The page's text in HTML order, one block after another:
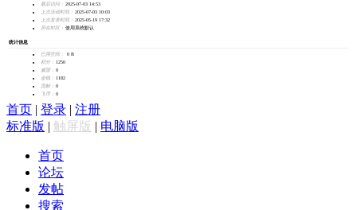
最后访问： 2025-07-03 14:53
上次活动时间： 2025-07-03 10:03
上次发表时间： 2025-05-19 17:32
所在时区： 使用系统默认
统计信息
已用空间：
0 B
积分：
1250
威望： 0
金钱：
1182
贡献： 0
飞币： 0
首页 | 登录 | 注册
标准版 | 触屏版 | 电脑版
首页
论坛
发帖
搜索